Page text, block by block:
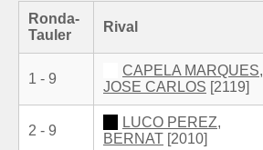
Ronda-
Tauler
Rival
1 - 9
CAPELA MARQUES,
JOSE CARLOS [2119]
2 - 9
LUCO PEREZ,
BERNAT [2010]